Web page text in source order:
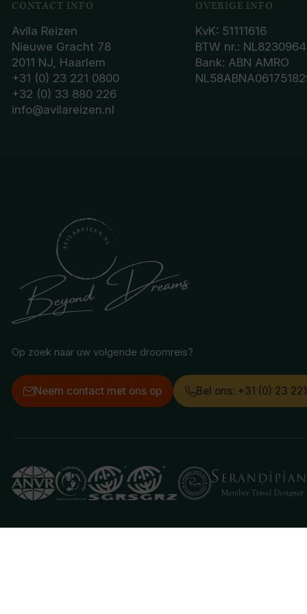
CONTACT INFO
Avila Reizen
Nieuwe Gracht 78
2011 NJ, Haarlem
+31 (0) 23 221 0800
+32 (0) 33 880 226
info@avilareizen.nl
OVERIGE INFO
KvK: 51111616
BTW nr.:
Bank: ABN AMRO
Op zoek naar uw volgende droomreis?
Neem contact met ons op Bel ons: +31 (0) 23